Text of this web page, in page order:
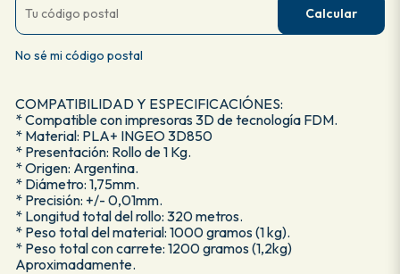
Calcular
No sé mi código postal
COMPATIBILIDAD Y ESPECIFICACIÓNES:
* Compatible con impresoras 3D de tecnología FDM.
* Material: PLA+ INGEO 3D850
* Presentación: Rollo de 1 Kg.
* Origen: Argentina.
* Diámetro: 1,75mm.
* Precisión: +/- 0,01mm.
* Longitud total del rollo: 320 metros.
* Peso total del material: 1000 gramos (1 kg).
* Peso total con carrete: 1200 gramos (1,2kg)
Aproximadamente.